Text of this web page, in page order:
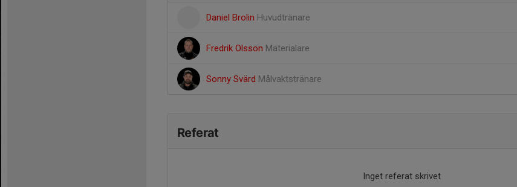
Daniel Brolin Huvudtränare
Fredrik Olsson Materialare
Sonny Svärd Målvaktstränare
Referat
Inget referat skrivet